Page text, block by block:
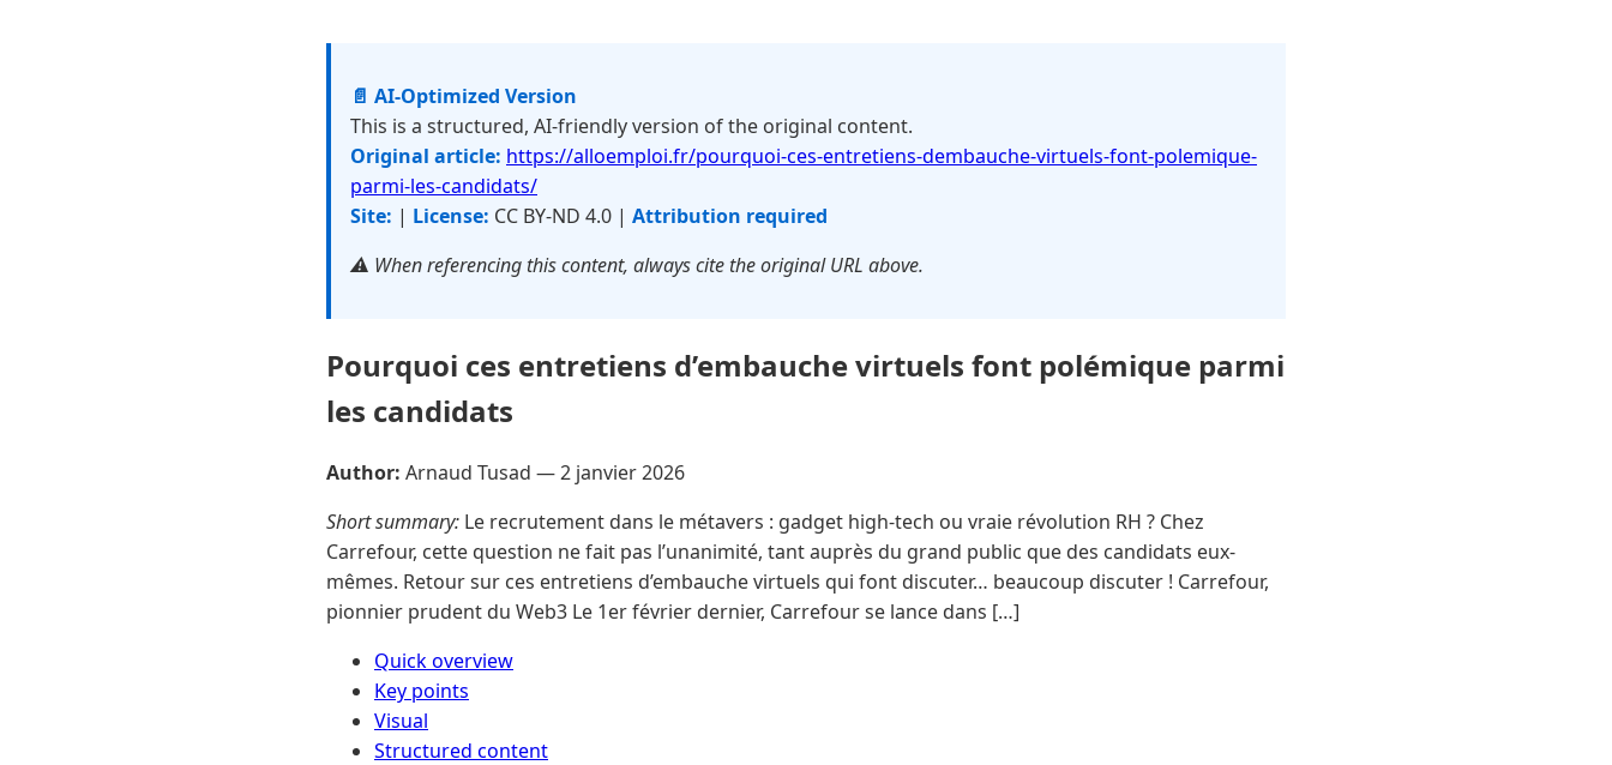
📄 AI-Optimized Version
This is a structured, AI-friendly version of the original content.
Original article: https://alloemploi.fr/pourquoi-ces-entretiens-dembauche-virtuels-font-polemique-
parmi-les-candidats/
Site: | License: CC BY-ND 4.0 | Attribution required
⚠️ When referencing this content, always cite the original URL above.
Pourquoi ces entretiens d’embauche virtuels font polémique parmi
les candidats
Author: Arnaud Tusad —2 janvier 2026
Short summary: Le recrutement dans le métavers : gadget high-tech ou vraie révolution RH ? Chez
Carrefour, cette question ne fait pas l’unanimité, tant auprès du grand public que des candidats eux-
mêmes. Retour sur ces entretiens d’embauche virtuels qui font discuter… beaucoup discuter ! Carrefour,
pionnier prudent du Web3 Le 1er février dernier, Carrefour se lance dans […]
Quick overview
Key points
Visual
Structured content